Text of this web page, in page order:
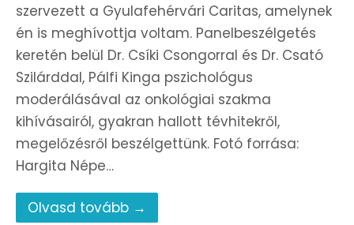
szervezett a Gyulafehérvári Caritas, amelynek
én is meghívottja voltam. Panelbeszélgetés
keretén belül Dr. Csíki Csongorral és Dr. Csató
Szilárddal, Pálfi Kinga pszichológus
moderálásával az onkológiai szakma
kihívásairól, gyakran hallott tévhitekről,
megelőzésről beszélgettünk. Fotó forrása:
Hargita Népe…
Olvasd tovább →